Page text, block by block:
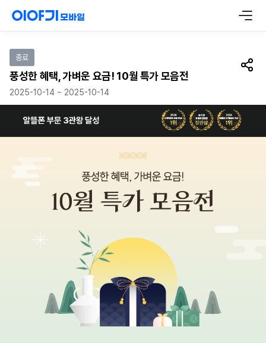
종료
풍성한 혜택, 가벼운 요금! 10월 특가 모음전 공유
2025-10-14 ~ 2025-10-14